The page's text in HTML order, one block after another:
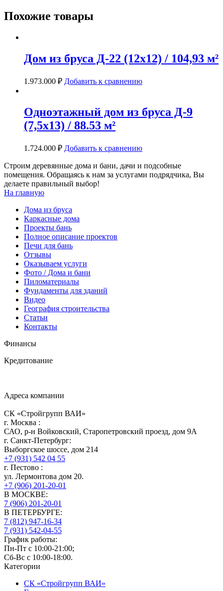
Похожие товары
Дом из бруса Д-22 (12х12) / 104,93 м²
1.973.000 ₽ Добавить к сравнению
Одноэтажный дом из бруса Д-9
(7,5х13) / 88.53 м²
1.724.000 ₽ Добавить к сравнению
Строим деревянные дома и бани, дачи и подсобные
помещения. Обращаясь к нам за услугами подрядчика, Вы
делаете правильный выбор!
На главную
Дома из бруса
Каркасные дома
Проекты бань
Полное описание проектов
Печи для бань
Отзывы
Оказываем услуги
Фото / Дома и бани
Пиломатериалы
Фундаменты для зданий
Видео
География строительства
Статьи
Контакты
Финансы
Кредитование
Адреса компании
СК «Стройгрупп ВАИ»
г. Москва :
САО, р-н Войковский, Старопетровский проезд, дом 9А
г. Санкт-Петербург:
Выборгское шоссе, дом 214
+7 (931) 542 04 55
г. Пестово :
ул. Лермонтова дом 20.
+7 (906) 201-20-01
В МОСКВЕ:
7 (906) 201-20-01
В ПЕТЕРБУРГЕ:
7 (812) 947-16-34
7 (931) 542-04-55
График работы:
Пн-Пт с 10:00-21:00;
Сб-Вс с 10:00-18:00.
Категории
СК «Стройгрупп ВАИ»